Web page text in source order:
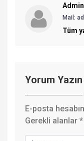
Admin
Mail:
Tüm
Yorum Yazın
E-posta
Gerekli alanlar *